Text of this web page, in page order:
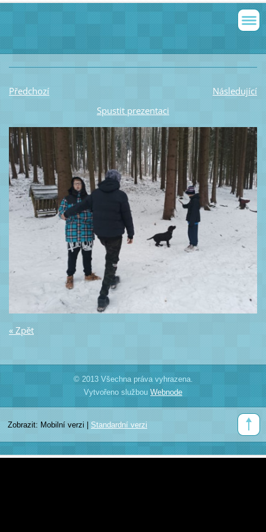
Předchozí
Následující
Spustit prezentaci
« Zpět
© 2013 Všechna práva vyhrazena.
Vytvořeno službou Webnode
Zobrazit: Mobilní verzi Standardní verzi